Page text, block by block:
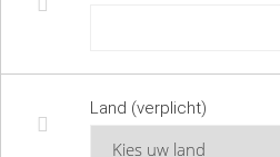
Land (verplicht)